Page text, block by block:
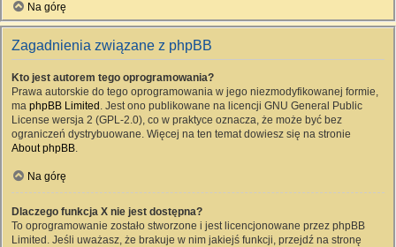
Na górę
Zagadnienia związane z phpBB
Kto jest autorem tego oprogramowania?
Prawa autorskie do tego oprogramowania w jego niezmodyfikowanej formie,
ma phpBB Limited . Jest ono publikowane na licencji GNU General Public
License wersja 2 (GPL-2.0), co w praktyce oznacza, że może być bez
ograniczeń dystrybuowane. Więcej na ten temat dowiesz się na stronie
About phpBB.
Na górę
Dlaczego funkcja X nie jest dostępna?
To oprogramowanie zostało stworzone i jest licencjonowane przez phpBB
Limited. Jeśli uważasz, że brakuje w nim jakiejś funkcji, przejdź na stronę